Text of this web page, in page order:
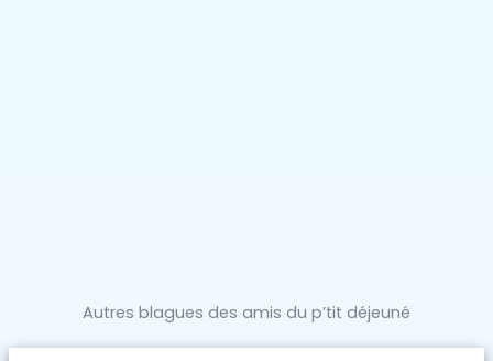
Autres blagues des amis du p’tit déjeuné